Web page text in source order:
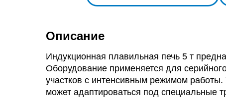
Описание
Индукционная плавильная печь 5 т
Оборудование применяется для
участков с интенсивным режимом
может адаптироваться под специальные